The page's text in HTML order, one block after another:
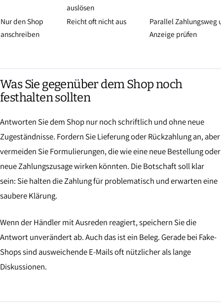
auslösen
Nur den Shop
anschreiben
Reicht oft nicht aus
Parallel Zahlungsweg
Anzeige prüfen
Was Sie gegenüber dem Shop noch
festhalten sollten
Antworten Sie dem Shop nur noch schriftlich und ohne neue
Zugeständnisse. Fordern Sie Lieferung oder Rückzahlung an, aber
vermeiden Sie Formulierungen, die wie eine neue Bestellung oder
neue Zahlungszusage wirken könnten. Die Botschaft soll klar
sein: Sie halten die Zahlung für problematisch und erwarten eine
saubere Klärung.
Wenn der Händler mit Ausreden reagiert, speichern Sie die
Antwort unverändert ab. Auch das ist ein Beleg. Gerade bei Fake-
Shops sind ausweichende E-Mails oft nützlicher als lange
Diskussionen.